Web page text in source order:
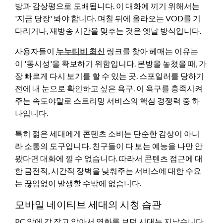
방과 감상평으로 도배됩니다. 이 대화에 끼기 위해서는
'지금 당장' 봐야 합니다. 며칠 뒤에 올라오는 VOD를 기
다리거나, 재방송 시간을 맞추는 것은 옛날 방식입니다.
사용자들이 누누티비 최신 링크를 찾아 헤매는 이유는
이 '동시성'을 확보하기 위함입니다. 본방을 놓쳤을 때, 가
장 빠르게 다시 보기를 할 수 있는 곳. 스포일러를 당하기
전에 내 눈으로 확인하고 싶은 욕구. 이 욕구를 충족시켜
주는 속도야말로 스트리밍 서비스의 핵심 경쟁력 중 하
나입니다.
특히 젊은 세대에게 콘텐츠 소비는 단순한 감상이 아니
라 소통의 도구입니다. 친구들이 다 보는 예능을 나만 안
봤다면 대화에 낄 수 없습니다. 따라서 콘텐츠 접근에 대
한 금전적, 시간적 장벽을 낮춰주는 서비스에 대한 수요
는 끊임없이 발생할 수밖에 없습니다.
모바일 네이티브 세대의 시청 습관